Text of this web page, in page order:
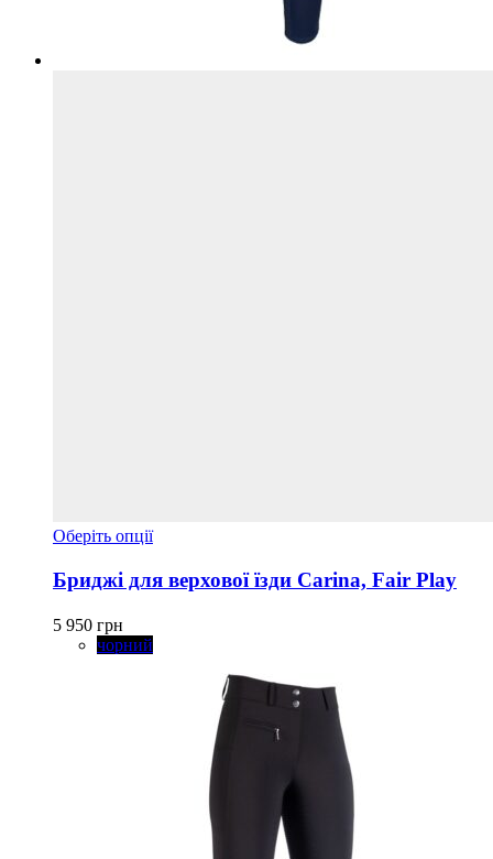
Оберіть опціїЦей
має
кілька
Параметри
можна
Бриджі для верхової їзди Carina, Fair Play
5 950 грн
чорний